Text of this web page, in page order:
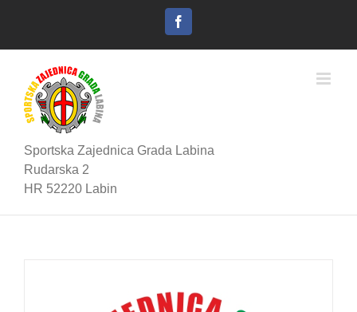
Facebook
Sportska Zajednica Grada Labina
Rudarska 2
HR 52220 Labin